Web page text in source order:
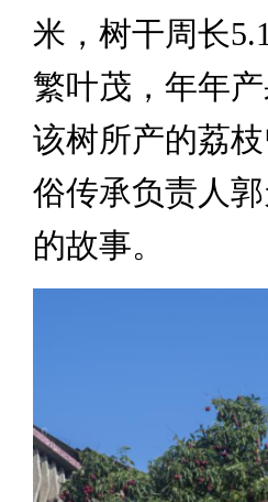
米，树干周长
繁叶茂，年年
该树所产的荔
俗传承负责人
的故事。